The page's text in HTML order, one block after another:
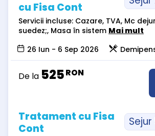
cu Fisa Cont
Servicii incluse: Cazare, TVA, Mc
suedez;, Masa în sistem Mai mult
26 Iun - 6 Sep 2026
De la 525RON
Tratament cu Fisa
Cont